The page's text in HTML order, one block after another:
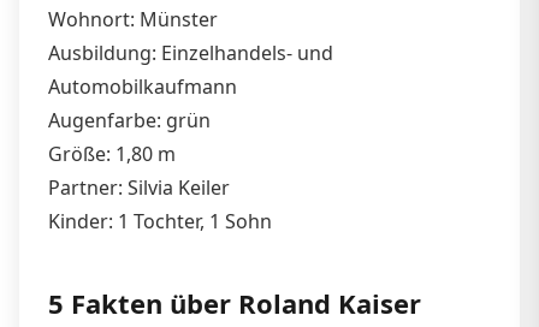
Wohnort: Münster
Ausbildung: Einzelhandels- und
Automobilkaufmann
Augenfarbe: grün
Größe: 1,80 m
Partner: Silvia Keiler
Kinder: 1 Tochter, 1 Sohn
5 Fakten über Roland Kaiser